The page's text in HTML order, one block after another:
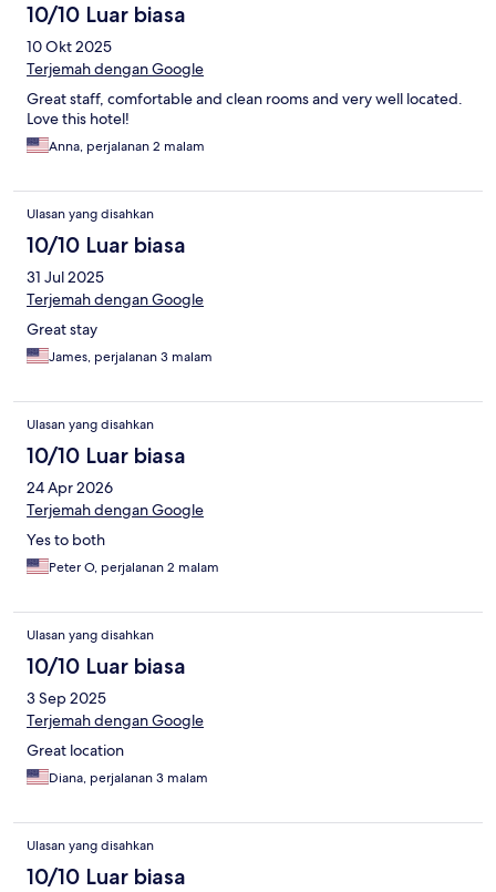
10/10 Luar biasa
10 Okt 2025
Terjemah dengan Google
Great staff, comfortable and clean rooms and very well located.
Love this hotel!
Anna, perjalanan 2 malam
Ulasan yang disahkan
10/10 Luar biasa
31 Jul 2025
Terjemah dengan Google
Great stay
James, perjalanan 3 malam
Ulasan yang disahkan
10/10 Luar biasa
24 Apr 2026
Terjemah dengan Google
Yes to both
Peter O, perjalanan 2 malam
Ulasan yang disahkan
10/10 Luar biasa
3 Sep 2025
Terjemah dengan Google
Great location
Diana, perjalanan 3 malam
Ulasan yang disahkan
10/10 Luar biasa